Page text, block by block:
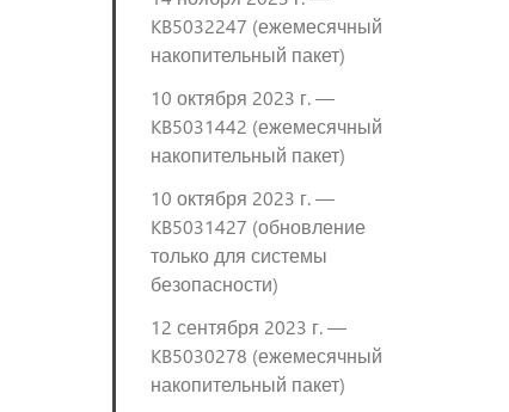
KB5032247 (ежемесячный
накопительный пакет)
10 октября 2023 г. —
KB5031442 (ежемесячный
накопительный пакет)
10 октября 2023 г. —
KB5031427 (обновление
только для системы
безопасности)
12 сентября 2023 г. —
KB5030278 (ежемесячный
накопительный пакет)